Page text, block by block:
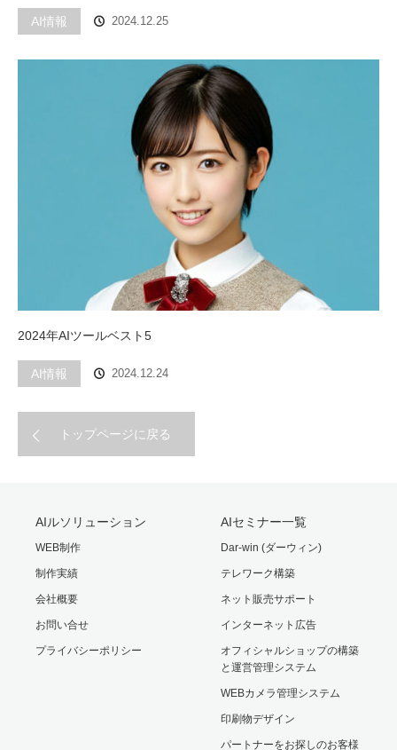
AI情報 2024.12.25
2024年AIツールベスト5
AI情報 2024.12.24
トップページに戻る
AIルソリューション
WEB制作
制作実績
会社概要
お問い合せ
プライバシーポリシー
AIセミナー一覧
Dar-win (ダーウィン)
テレワーク構築
ネット販売サポート
インターネット広告
オフィシャルショップの構築
と運営管理システム
WEBカメラ管理システム
印刷物デザイン
パートナーをお探しのお客様